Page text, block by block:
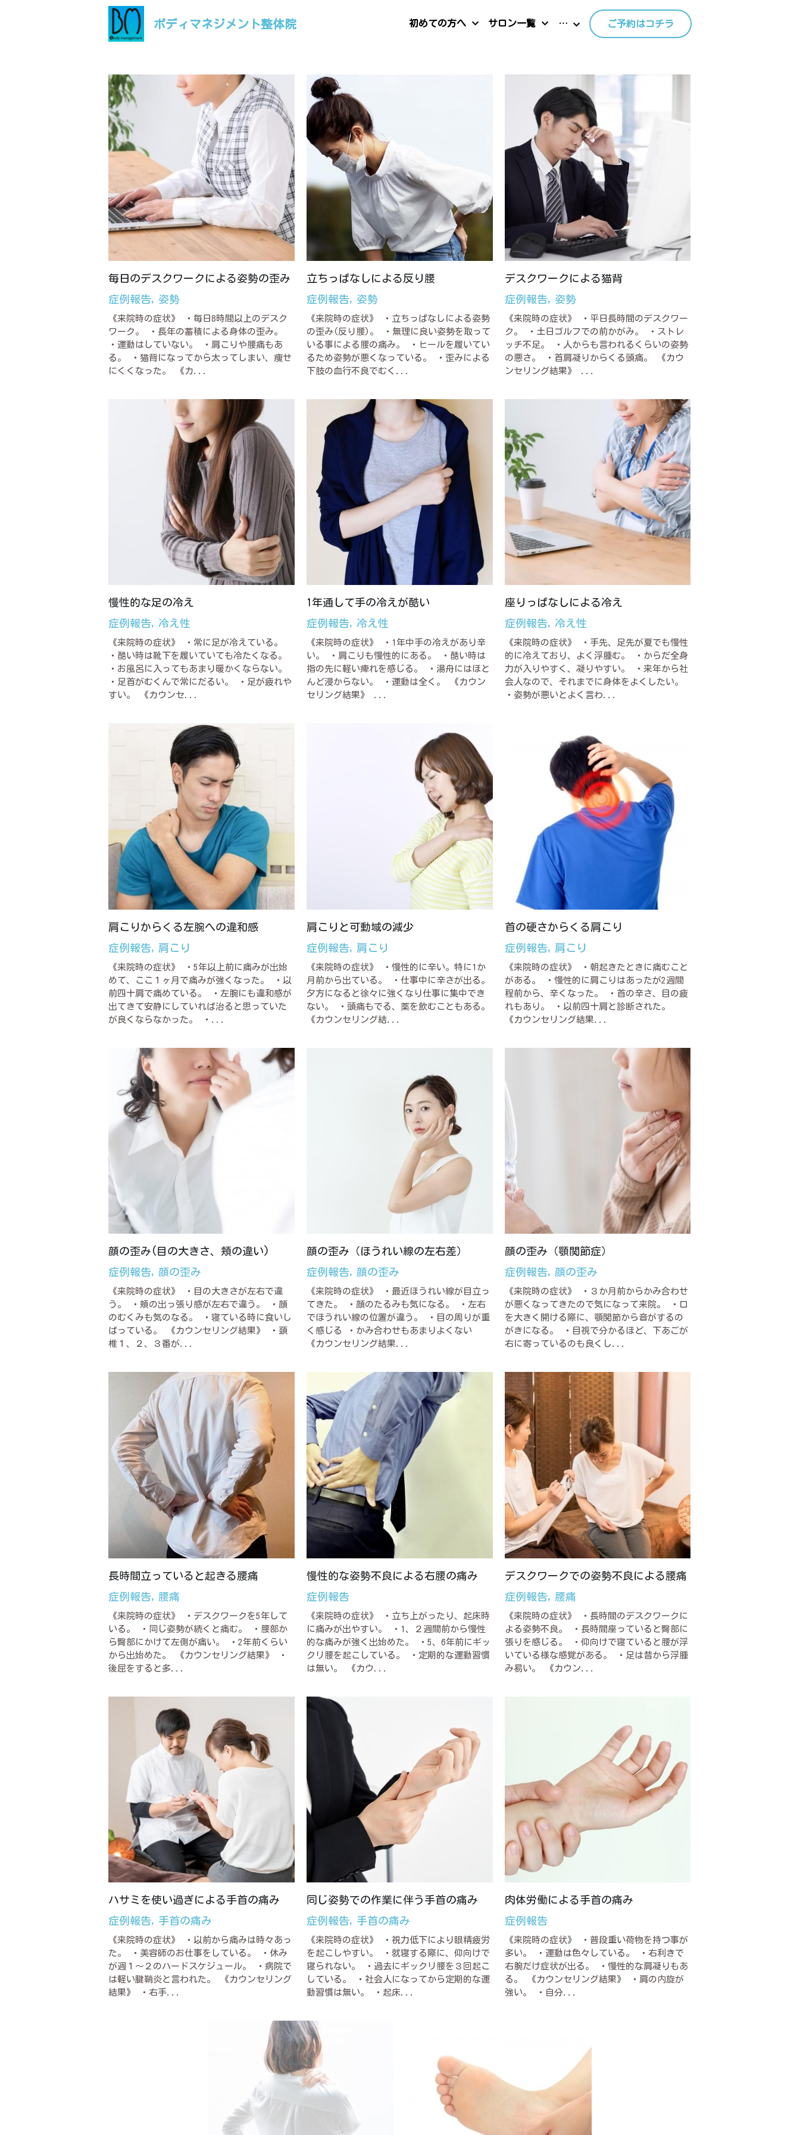
ボディマネジメント整体院 初めての方へ サロン一覧 … ご予約はコチラ
毎日のデスクワークによる姿勢の歪み
症例報告, 姿勢
《来院時の症状》 ・毎日8時間以上のデスク
ワーク。 ・長年の蓄積による身体の歪み。
・運動はしていない。 ・肩こりや腰痛もあ
る。 ・猫背になってから太ってしまい、痩せ
にくくなった。 《カ...
立ちっぱなしによる反り腰
症例報告, 姿勢
《来院時の症状》 ・立ちっぱなしによる姿勢
の歪み(反り腰)。 ・無理に良い姿勢を取って
いる事による腰の痛み。 ・ヒールを履いてい
るため姿勢が悪くなっている。 ・歪みによる
下肢の血行不良でむく...
デスクワークによる猫背
症例報告, 姿勢
《来院時の症状》 ・平日長時間のデスクワー
ク。 ・土日ゴルフでの前かがみ。 ・ストレ
ッチ不足。 ・人からも言われるくらいの姿勢
の悪さ。 ・首肩凝りからくる頭痛。 《カウ
ンセリング結果》 ...
慢性的な足の冷え
症例報告, 冷え性
《来院時の症状》 ・常に足が冷えている。
・酷い時は靴下を履いていても冷たくなる。
・お風呂に入ってもあまり暖かくならない。
・足首がむくんで常にだるい。 ・足が疲れや
すい。 《カウンセ...
1年通して手の冷えが酷い
症例報告, 冷え性
《来院時の症状》 ・1年中手の冷えがあり辛
い。 ・肩こりも慢性的にある。 ・酷い時は
指の先に軽い痺れを感じる。 ・湯舟にはほと
んど浸からない。 ・運動は全く。 《カウン
セリング結果》 ...
座りっぱなしによる冷え
症例報告, 冷え性
《来院時の症状》 ・手先、足先が夏でも慢性
的に冷えており、よく浮腫む。 ・からだ全身
力が入りやすく、凝りやすい。 ・来年から社
会人なので、それまでに身体をよくしたい。
・姿勢が悪いとよく言わ...
肩こりからくる左腕への違和感
症例報告, 肩こり
《来院時の症状》 ・5年以上前に痛みが出始
めて、ここ１ヶ月で痛みが強くなった。 ・以
前四十肩で痛めている。 ・左腕にも違和感が
出てきて安静にしていれば治ると思っていた
が良くならなかった。 ・...
肩こりと可動域の減少
症例報告, 肩こり
《来院時の症状》 ・慢性的に辛い。特に1か
月前から出ている。 ・仕事中に辛さが出る。
夕方になると徐々に強くなり仕事に集中でき
ない。 ・頭痛もでる、薬を飲むこともある。
《カウンセリング結...
首の硬さからくる肩こり
症例報告, 肩こり
《来院時の症状》 ・朝起きたときに痛むこと
がある。 ・慢性的に肩こりはあったが2週間
程前から、辛くなった。 ・首の辛さ、目の疲
れもあり。 ・以前四十肩と診断された。
《カウンセリング結果...
顔の歪み(目の大きさ、頬の違い)
症例報告, 顔の歪み
《来院時の症状》 ・目の大きさが左右で違
う。 ・頬の出っ張り感が左右で違う。 ・顔
のむくみも気のなる。 ・寝ている時に食いし
ばっている。 《カウンセリング結果》 ・頚
椎１、２、３番が...
顔の歪み（ほうれい線の左右差）
症例報告, 顔の歪み
《来院時の症状》 ・最近ほうれい線が目立っ
てきた。 ・顔のたるみも気になる。 ・左右
でほうれい線の位置が違う。 ・目の周りが重
く感じる ・かみ合わせもあまりよくない
《カウンセリング結果...
顔の歪み（顎関節症）
症例報告, 顔の歪み
《来院時の症状》 ・３か月前からかみ合わせ
が悪くなってきたので気になって来院。 ・口
を大きく開ける際に、顎関節から音がするの
がきになる。 ・目視で分かるほど、下あごが
右に寄っているのも良くし...
長時間立っていると起きる腰痛
症例報告, 腰痛
《来院時の症状》 ・デスクワークを5年して
いる。 ・同じ姿勢が続くと痛む。 ・腰部か
ら臀部にかけて左側が痛い。 ・2年前くらい
から出始めた。 《カウンセリング結果》 ・
後屈をすると多...
慢性的な姿勢不良による右腰の痛み
症例報告
《来院時の症状》 ・立ち上がったり、起床時
に痛みが出やすい。 ・1、２週間前から慢性
的な痛みが強く出始めた。 ・5、6年前にギッ
クリ腰を起こしている。 ・定期的な運動習慣
は無い。 《カウ...
デスクワークでの姿勢不良による腰痛
症例報告, 腰痛
《来院時の症状》 ・長時間のデスクワークに
よる姿勢不良。 ・長時間座っていると臀部に
張りを感じる。 ・仰向けで寝ていると腰が浮
いている様な感覚がある。 ・足は昔から浮腫
み易い。 《カウン...
ハサミを使い過ぎによる手首の痛み
症例報告, 手首の痛み
《来院時の症状》 ・以前から痛みは時々あっ
た。 ・美容師のお仕事をしている。 ・休み
が週１～２のハードスケジュール。 ・病院で
は軽い腱鞘炎と言われた。 《カウンセリング
結果》 ・右手...
同じ姿勢での作業に伴う手首の痛み
症例報告, 手首の痛み
《来院時の症状》 ・視力低下により眼精疲労
を起こしやすい。 ・就寝する際に、仰向けで
寝られない。 ・過去にギックリ腰を３回起こ
している。 ・社会人になってから定期的な運
動習慣は無い。 ・起床...
肉体労働による手首の痛み
症例報告
《来院時の症状》 ・普段重い荷物を持つ事が
多い。 ・運動は色々している。 ・右利きで
右腕だけ症状が出る。 ・慢性的な肩凝りもあ
る。 《カウンセリング結果》 ・肩の内旋が
強い。 ・自分...